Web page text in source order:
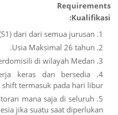
Requirements
Kualifikasi:
dari dari semua jurusan
Usia Maksimal 26 tahun.
di wilayah Medan.
keras dan bersedia
shift termasuk pada hari libur.
mana saja di seluruh
jika suatu saat diperlukan.